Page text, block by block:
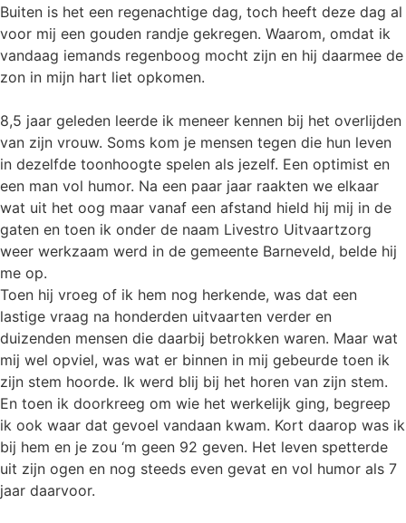
Buiten is het een regenachtige dag, toch heeft deze dag al
voor mij een gouden randje gekregen. Waarom, omdat ik
vandaag iemands regenboog mocht zijn en hij daarmee de
zon in mijn hart liet opkomen.
8,5 jaar geleden leerde ik meneer kennen bij het overlijden
van zijn vrouw. Soms kom je mensen tegen die hun leven
in dezelfde toonhoogte spelen als jezelf. Een optimist en
een man vol humor. Na een paar jaar raakten we elkaar
wat uit het oog maar vanaf een afstand hield hij mij in de
gaten en toen ik onder de naam Livestro Uitvaartzorg
weer werkzaam werd in de gemeente Barneveld, belde hij
me op.
Toen hij vroeg of ik hem nog herkende, was dat een
lastige vraag na honderden uitvaarten verder en
duizenden mensen die daarbij betrokken waren. Maar wat
mij wel opviel, was wat er binnen in mij gebeurde toen ik
zijn stem hoorde. Ik werd blij bij het horen van zijn stem.
En toen ik doorkreeg om wie het werkelijk ging, begreep
ik ook waar dat gevoel vandaan kwam. Kort daarop was ik
bij hem en je zou ‘m geen 92 geven. Het leven spetterde
uit zijn ogen en nog steeds even gevat en vol humor als 7
jaar daarvoor.